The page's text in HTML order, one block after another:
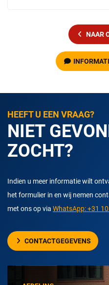
NAAR
HEEFT U EEN VRAAG?
NIET
ZOCHT?
Indien u meer informatie wilt
het formulier in en wij nemen
met ons op via WhatsApp: +31
CONTACTGEGEVENS